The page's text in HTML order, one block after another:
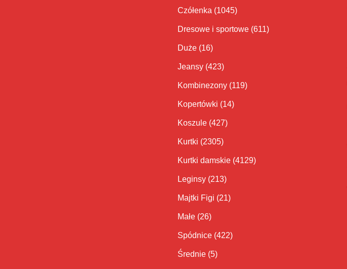
Czółenka (1045)
Dresowe i sportowe (611)
Duże (16)
Jeansy (423)
Kombinezony (119)
Kopertówki (14)
Koszule (427)
Kurtki (2305)
Kurtki damskie (4129)
Leginsy (213)
Majtki Figi (21)
Małe (26)
Spódnice (422)
Średnie (5)